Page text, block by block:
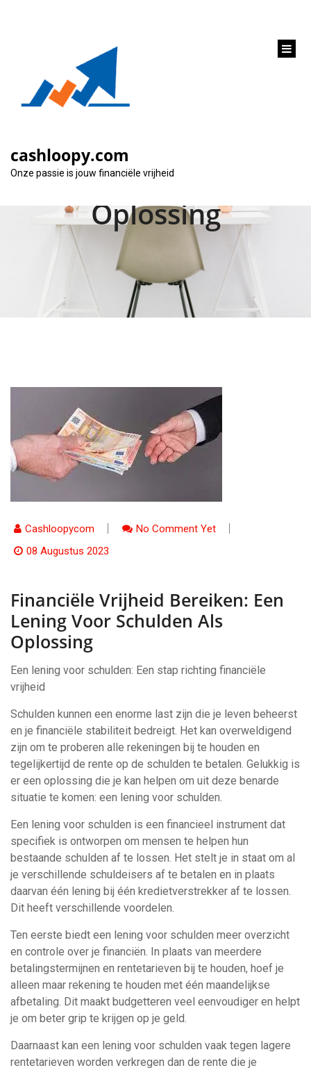
cashloopy.com
Onze passie is jouw financiële vrijheid
Financiële Vrijheid
Bereiken: Een Lening
voor Schulden als
Oplossing
Cashloopycom
No Comment Yet
08 Augustus 2023
Financiële Vrijheid Bereiken: Een
Lening Voor Schulden Als
Oplossing
Een lening voor schulden: Een stap richting financiële
vrijheid
Schulden kunnen een enorme last zijn die je leven beheerst
en je financiële stabiliteit bedreigt. Het kan overweldigend
zijn om te proberen alle rekeningen bij te houden en
tegelijkertijd de rente op de schulden te betalen. Gelukkig is
er een oplossing die je kan helpen om uit deze benarde
situatie te komen: een lening voor schulden.
Een lening voor schulden is een financieel instrument dat
specifiek is ontworpen om mensen te helpen hun
bestaande schulden af te lossen. Het stelt je in staat om al
je verschillende schuldeisers af te betalen en in plaats
daarvan één lening bij één kredietverstrekker af te lossen.
Dit heeft verschillende voordelen.
Ten eerste biedt een lening voor schulden meer overzicht
en controle over je financiën. In plaats van meerdere
betalingstermijnen en rentetarieven bij te houden, hoef je
alleen maar rekening te houden met één maandelijkse
afbetaling. Dit maakt budgetteren veel eenvoudiger en helpt
je om beter grip te krijgen op je geld.
Daarnaast kan een lening voor schulden vaak tegen lagere
rentetarieven worden verkregen dan de rente die je